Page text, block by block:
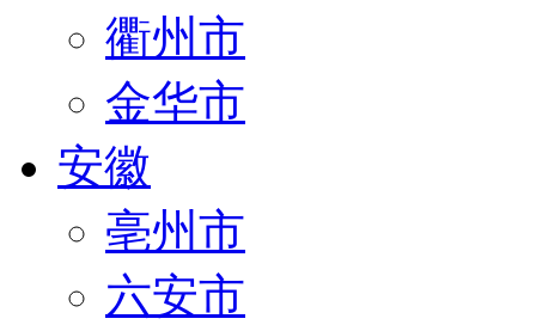
衢州市
金华市
安徽
亳州市
六安市